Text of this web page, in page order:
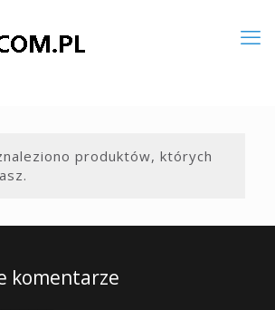
produktów, których
komentarze